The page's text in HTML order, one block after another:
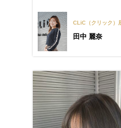
CLiC（クリック）
田中 麗奈